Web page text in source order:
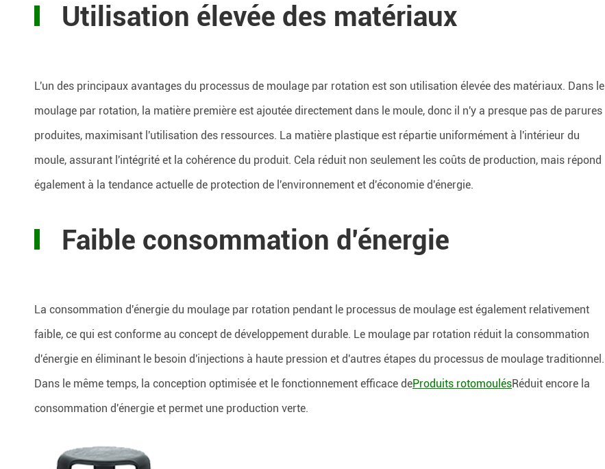
Utilisation élevée des matériaux
L'un des principaux avantages du processus de moulage par rotation est son utilisation élevée des matériaux. Dans le
moulage par rotation, la matière première est ajoutée directement dans le moule, donc il n'y a presque pas de parures
produites, maximisant l'utilisation des ressources. La matière plastique est répartie uniformément à l'intérieur du
moule, assurant l'intégrité et la cohérence du produit. Cela réduit non seulement les coûts de production, mais répond
également à la tendance actuelle de protection de l'environnement et d'économie d'énergie.
Faible consommation d'énergie
La consommation d'énergie du moulage par rotation pendant le processus de moulage est également relativement
faible, ce qui est conforme au concept de développement durable. Le moulage par rotation réduit la consommation
d'énergie en éliminant le besoin d'injections à haute pression et d'autres étapes du processus de moulage traditionnel.
Dans le même temps, la conception optimisée et le fonctionnement efficace deProduits rotomoulésRéduit encore la
consommation d'énergie et permet une production verte.